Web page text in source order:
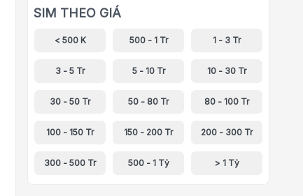
SIM THEO GIÁ
< 500 K 500 - 1 Tr 1 - 3 Tr
3 - 5 Tr 5 - 10 Tr 10 - 30 Tr
30 - 50 Tr 50 - 80 Tr 80 - 100 Tr
100 - 150 Tr 150 - 200 Tr 200 - 300 Tr
300 - 500 Tr 500 - 1 Tỷ > 1 Tỷ